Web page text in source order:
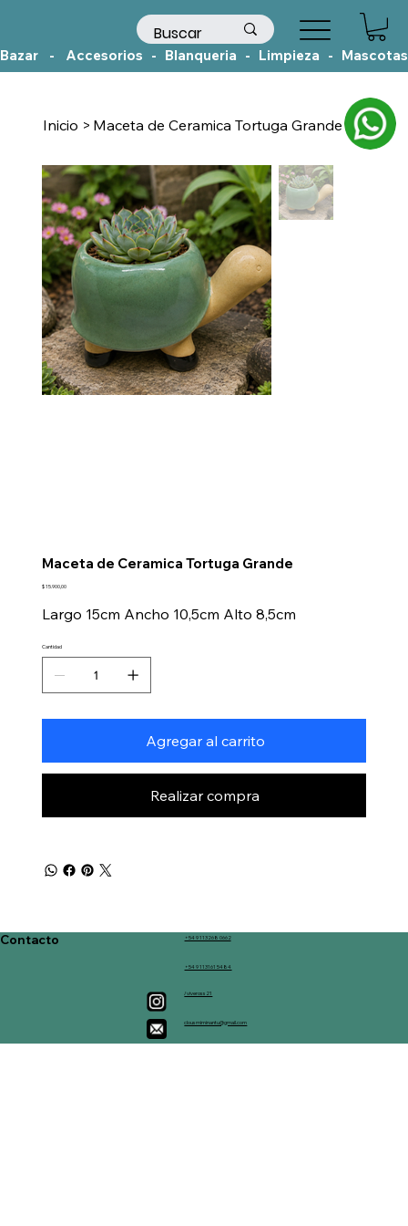
Bazar    -    Accesorios   -   Blanqueria   -   Limpieza   -
Inicio > Maceta de Ceramica Tortuga Grande
Maceta de Ceramica Tortuga Grande
Precio
$ 15.900,00
Largo 15cm Ancho 10,5cm Alto 8,5cm
Cantidad
Agregar al carrito
Realizar compra
+54 9 113268 0662
+54 9 113161 5484
/viveross21
clousmiminantu@gmail.com
Contacto